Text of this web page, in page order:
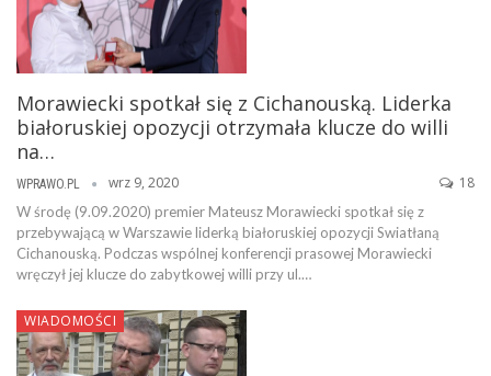
Morawiecki spotkał się z Cichanouską. Liderka
białoruskiej opozycji otrzymała klucze do willi
na…
WPRAWO.PL wrz 9, 2020 18
W środę (9.09.2020) premier Mateusz Morawiecki spotkał się z
przebywającą w Warszawie liderką białoruskiej opozycji Swiatłaną
Cichanouską. Podczas wspólnej konferencji prasowej Morawiecki
wręczył jej klucze do zabytkowej willi przy ul.…
WIADOMOŚCI